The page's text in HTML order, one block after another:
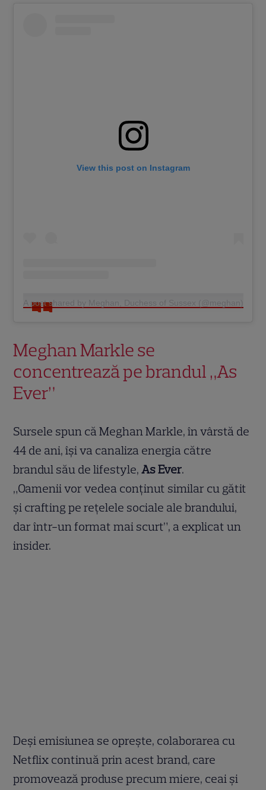
View this post on Instagram
A post shared by Meghan, Duchess of Sussex (@meghan)
Meghan Markle se
concentrează pe brandul „As
Ever”
Sursele spun că Meghan Markle, în vârstă de
44 de ani, își va canaliza energia către
brandul său de lifestyle,As Ever.
„Oamenii vor vedea conținut similar cu gătit
și crafting pe rețelele sociale ale brandului,
dar într-un format mai scurt”, a explicat un
insider.
Deși emisiunea se oprește, colaborarea cu
Netflix continuă prin acest brand, care
promovează produse precum miere, ceai și